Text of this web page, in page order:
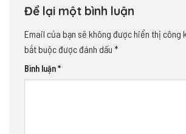
Để lại một bình luận
Email của bạn sẽ không được hiển thị công
bắt buộc được đánh dấu *
Bình luận*